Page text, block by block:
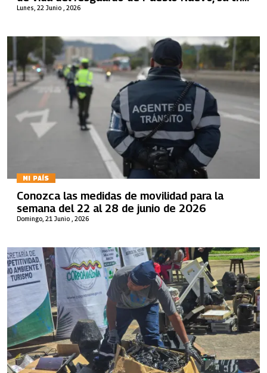
Lunes, 22 Junio , 2026
tama kiwe, en Caldono, Cauca
MI PAÍS
Domingo, 21 Junio , 2026
Conozca las medidas de movilidad para la
semana del 22 al 28 de junio de 2026